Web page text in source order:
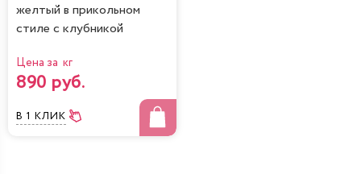
желтый в прикольном
стиле с клубникой
Цена за кг
890 руб.
В 1 КЛИК